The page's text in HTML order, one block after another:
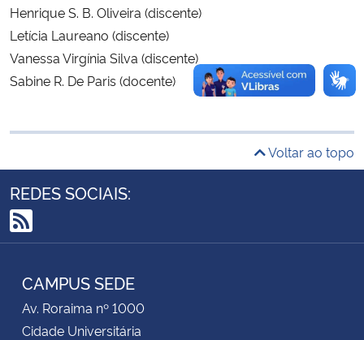
Controladoria-Geral da União
Ministério da Mulher, da Família e dos Direitos Humanos
Gabinete de Segurança Institucional
Advocacia-Geral da União
Banco Central do Brasil
Planalto
Henrique S. B. Oliveira (discente)
Letícia Laureano (discente)
Vanessa Virgínia Silva (discente)
Sabine R. De Paris (docente)
Voltar ao topo
REDES SOCIAIS:
RSS
CAMPUS SEDE
Av. Roraima nº 1000
Cidade Universitária